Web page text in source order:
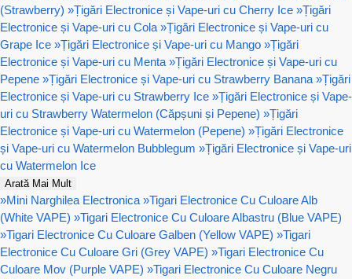
(Strawberry) »Țigări Electronice și Vape-uri cu Cherry Ice »Țigări
Electronice și Vape-uri cu Cola »Țigări Electronice și Vape-uri cu
Grape Ice »Țigări Electronice și Vape-uri cu Mango »Țigări
Electronice și Vape-uri cu Menta »Țigări Electronice și Vape-uri cu
Pepene »Țigări Electronice și Vape-uri cu Strawberry Banana »Țigări
Electronice și Vape-uri cu Strawberry Ice »Țigări Electronice și Vape-
uri cu Strawberry Watermelon (Căpșuni și Pepene) »Țigări
Electronice și Vape-uri cu Watermelon (Pepene) »Țigări Electronice
și Vape-uri cu Watermelon Bubblegum »Țigări Electronice și Vape-uri
cu Watermelon Ice
Arată Mai Mult
»Mini Narghilea Electronica »Tigari Electronice Cu Culoare Alb
(White VAPE) »Tigari Electronice Cu Culoare Albastru (Blue VAPE)
»Tigari Electronice Cu Culoare Galben (Yellow VAPE) »Tigari
Electronice Cu Culoare Gri (Grey VAPE) »Tigari Electronice Cu
Culoare Mov (Purple VAPE) »Tigari Electronice Cu Culoare Negru